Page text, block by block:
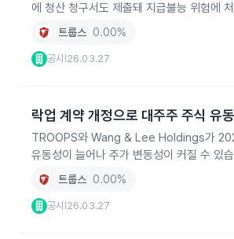
에 청산 청구서도 제출돼 지급불능 위험에
트룹스 0.00%
공시 26.03.27
락업 계약 개정으로 대주주 주식 유
TROOPS와 Wang & Lee Holdings가
유동성이 늘어나 주가 변동성이 커질 수 있
트룹스 0.00%
공시 26.03.27